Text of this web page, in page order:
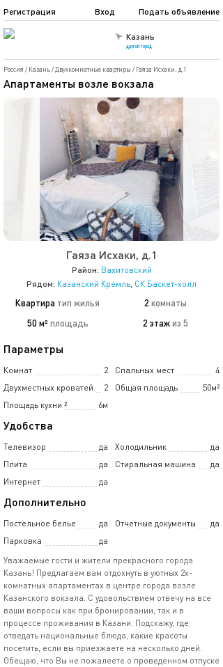
Казань
другой город
Подать объявление
Регистрация Вход
Россия / Казань/ Двухкомнатные квартиры / Гаяза Исхаки, д.1
Апартаменты возле вокзала
Гаяза Исхаки, д.1
Район: Вахитовский
Рядом: Казанский Кремль, СК Баскет-холл
Квартира тип жилья 2 комнаты
50 м² площадь 2 этажиз 5
Параметры
Комнат 2 Спальных мест
4
Двухместных кроватей
2 Общая площадь
50м²
Площадь кухни
6м
²
Удобства
Телевизор да Холодильник
да
Плита
да Стиральная машина
да
Интернет
да
Дополнительно
Постельное белье да Отчетные документы
да
Парковка
да
Уважаемые гости и жители прекрасного города
Казань! Предлагаем вам отдохнуть в уютных 2х-
комнатных апартаментах в центре города возле
Казанского вокзала. С удовольствием отвечу на все
ваши вопросы как при бронировании, так и в
процессе проживания в Казани. Подскажу, где
отведать национальные блюда, какие красоты
посетить, если вы приезжаете на несколько дней.
Обещаю, что Вы не пожалеете о проведенном отпуске